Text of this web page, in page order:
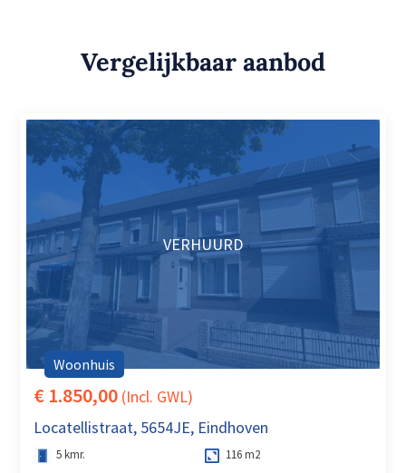
Vergelijkbaar aanbod
VERHUURD
Woonhuis
€ 1.850,00 (Incl. GWL)
Locatellistraat, 5654JE, Eindhoven
5 kmr.
116 m2